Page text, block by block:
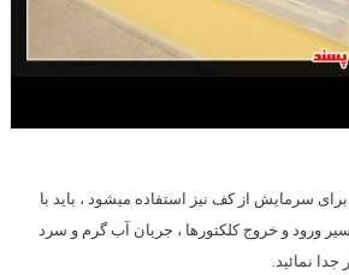
سرمایش از کف نیز استفاده میشود ، باید با
ورود و خروج کلکتورها ، جریان آب گرم و سرد
جدا نمائید.